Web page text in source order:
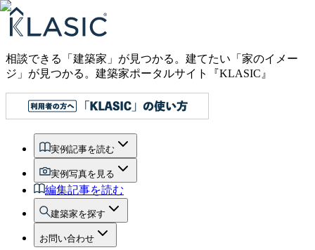
相談できる「建築家」が見つかる。建てたい「家のイメー
ジ」が見つかる。 建築家ポータルサイト『KLASIC』
実例記事を読む
実例写真を見る
編集記事を読む
建築家を探す
お問い合わせ